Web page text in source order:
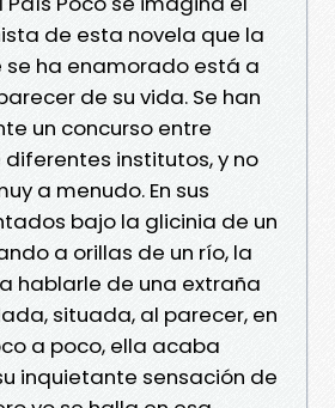
de esta novela que la
se ha enamorado está a
de su vida. Se han
un concurso entre
institutos, y no
a menudo. En sus
bajo la glicinia de un
a orillas de un río, la
hablarle de una extraña
situada, al parecer, en
a poco, ella acaba
inquietante sensación de